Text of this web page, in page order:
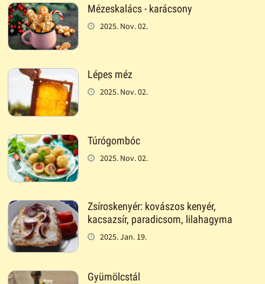
Mézeskalács - karácsony
2025. Nov. 02.
Lépes méz
2025. Nov. 02.
Túrógombóc
2025. Nov. 02.
Zsíroskenyér: kovászos kenyér,
kacsazsír, paradicsom, lilahagyma
2025. Jan. 19.
Gyümölcstál